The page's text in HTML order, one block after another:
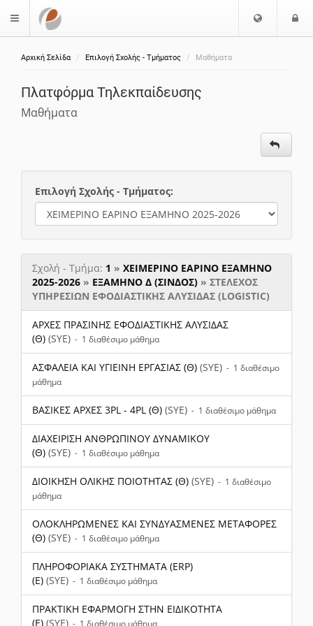
$langMenu
Επιλογή
Αρχική Σελίδα Επιλογή Σχολής - Τμήματος Μαθήματα
Πλατφόρμα Τηλεκπαίδευσης
Μαθήματα
Επιλογή Σχολής - Τμήματος:
Σχολή - Τμήμα: 1 » ΧΕΙΜΕΡΙΝΟ ΕΑΡΙΝΟ ΕΞΑΜΗΝΟ
2025-2026 » ΕΞΑΜΗΝΟ Δ (ΣΙΝΔΟΣ) » ΣΤΕΛΕΧΟΣ
ΥΠΗΡΕΣΙΩΝ ΕΦΟΔΙΑΣΤΙΚΗΣ ΑΛΥΣΙΔΑΣ (LOGISTIC)
ΑΡΧΕΣ ΠΡΑΣΙΝΗΣ ΕΦΟΔΙΑΣΤΙΚΗΣ ΑΛΥΣΙΔΑΣ
(Θ) (SYE) - 1 διαθέσιμο μάθημα
ΑΣΦΑΛΕΙΑ ΚΑΙ ΥΓΙΕΙΝΗ ΕΡΓΑΣΙΑΣ (Θ) (SYE) - 1 διαθέσιμο
μάθημα
ΒΑΣΙΚΕΣ ΑΡΧΕΣ 3PL - 4PL (Θ) (SYE) - 1 διαθέσιμο μάθημα
ΔΙΑΧΕΙΡΙΣΗ ΑΝΘΡΩΠΙΝΟΥ ΔΥΝΑΜΙΚΟΥ
(Θ) (SYE) - 1 διαθέσιμο μάθημα
ΔΙΟΙΚΗΣΗ ΟΛΙΚΗΣ ΠΟΙΟΤΗΤΑΣ (Θ) (SYE) - 1 διαθέσιμο
μάθημα
ΟΛΟΚΛΗΡΩΜΕΝΕΣ ΚΑΙ ΣΥΝΔΥΑΣΜΕΝΕΣ ΜΕΤΑΦΟΡΕΣ
(Θ) (SYE) - 1 διαθέσιμο μάθημα
ΠΛΗΡΟΦΟΡΙΑΚΑ ΣΥΣΤΗΜΑΤΑ (ERP)
(Ε) (SYE) - 1 διαθέσιμο μάθημα
ΠΡΑΚΤΙΚΗ ΕΦΑΡΜΟΓΗ ΣΤΗΝ ΕΙΔΙΚΟΤΗΤΑ
(Ε) (SYE) - 1 διαθέσιμο μάθημα